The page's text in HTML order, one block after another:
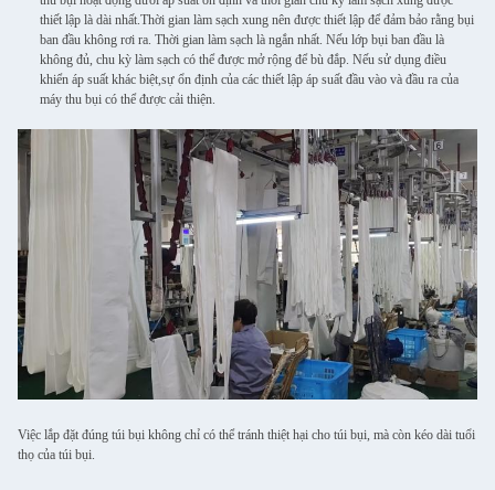
thiết lập là dài nhất.Thời gian làm sạch xung nên được thiết lập để đảm bảo rằng bụi
ban đầu không rơi ra. Thời gian làm sạch là ngắn nhất. Nếu lớp bụi ban đầu là
không đủ, chu kỳ làm sạch có thể được mở rộng để bù đắp. Nếu sử dụng điều
khiển áp suất khác biệt,sự ổn định của các thiết lập áp suất đầu vào và đầu ra của
máy thu bụi có thể được cải thiện.
Việc lắp đặt đúng túi bụi không chỉ có thể tránh thiệt hại cho túi bụi, mà còn kéo dài tuổi
thọ của túi bụi.